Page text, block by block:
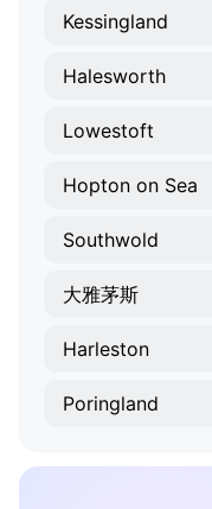
Kessingland
Halesworth
Lowestoft
Hopton on Sea
Southwold
大雅茅斯
Harleston
Poringland